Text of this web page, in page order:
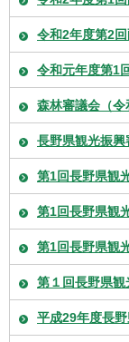
令和2年度第2
令和元年度第1
森林審議会（令
長野県観光振興
第1回長野県観
第1回長野県観
第1回長野県観
第１回長野県観
平成29年度長